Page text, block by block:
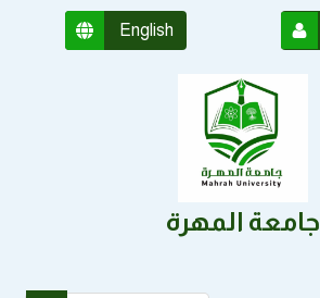
English
جامعة المهرة